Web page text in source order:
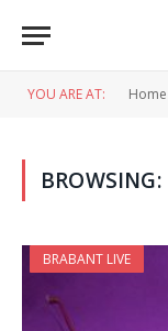
YOU ARE AT: Home
BROWSING:
BRABANT LIVE